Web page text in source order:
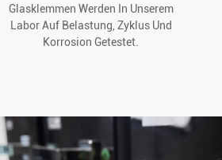
Glasklemmen Werden In Unserem
Labor Auf Belastung, Zyklus Und
Korrosion Getestet.